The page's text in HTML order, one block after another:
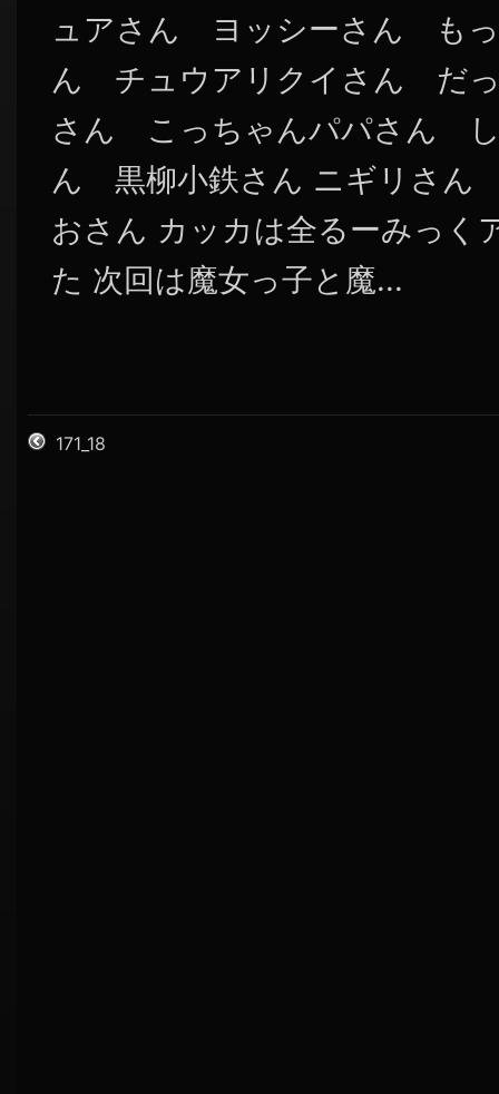
ュアさん ヨッシーさん もっ
ん チュウアリクイさん だっ
さん こっちゃんパパさん
ん 黒柳小鉄さん ニギリさ
おさん カッカは全るーみっく
た 次回は魔女っ子と魔...
171_18